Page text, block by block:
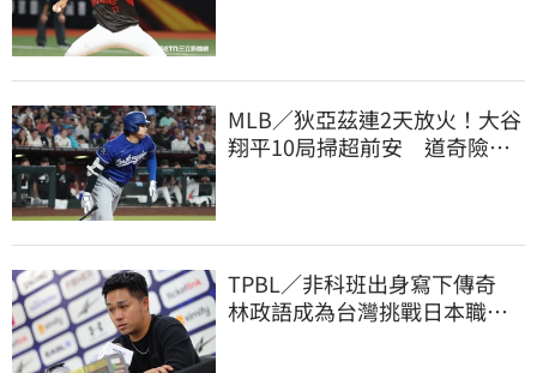
MLB／狄亞茲連2天放火！大谷
翔平10局掃超前安 道奇險逃9
TPBL／非科班出身寫下傳奇
林政語成為台灣挑戰日本職籃